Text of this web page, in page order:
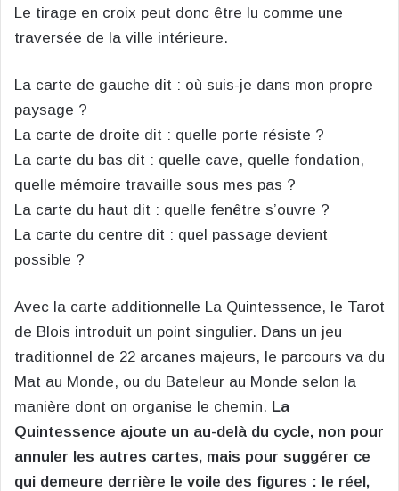
Le tirage en croix peut donc être lu comme une
traversée de la ville intérieure.
La carte de gauche dit : où suis-je dans mon propre
paysage ?
La carte de droite dit : quelle porte résiste ?
La carte du bas dit : quelle cave, quelle fondation,
quelle mémoire travaille sous mes pas ?
La carte du haut dit : quelle fenêtre s’ouvre ?
La carte du centre dit : quel passage devient
possible ?
Avec la carte additionnelle La Quintessence, le Tarot
de Blois introduit un point singulier. Dans un jeu
traditionnel de 22 arcanes majeurs, le parcours va du
Mat au Monde, ou du Bateleur au Monde selon la
manière dont on organise le chemin. La
Quintessence ajoute un au-delà du cycle, non pour
annuler les autres cartes, mais pour suggérer ce
qui demeure derrière le voile des figures : le réel,